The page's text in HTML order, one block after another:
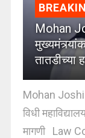
Mohan
तातडीच्या
Mohan Joshi
विधी
मागणी Law